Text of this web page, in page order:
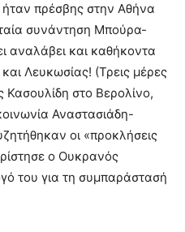
πρέσβης στην Αθήνα
συνάντηση Μπούρα-
αναλάβει και καθήκοντα
Λευκωσίας! (Τρεις μέρες
Κασουλίδη στο Βερολίνο,
Αναστασιάδη-
οι «προκλήσεις
ο Ουκρανός
του για τη συμπαράστασή